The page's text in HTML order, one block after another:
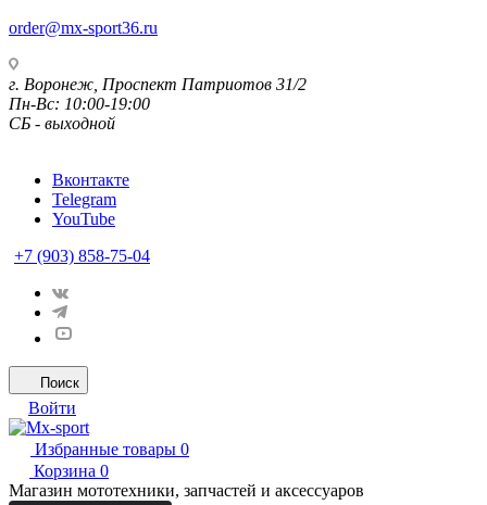
order@mx-sport36.ru
г. Воронеж, Проспект Патриотов 31/2
Пн-Вс: 10:00-19:00
СБ - выходной
Вконтакте
Telegram
YouTube
+7 (903) 858-75-04
Поиск
Войти
Избранные товары 0
Корзина 0
Магазин мототехники, запчастей и аксессуаров